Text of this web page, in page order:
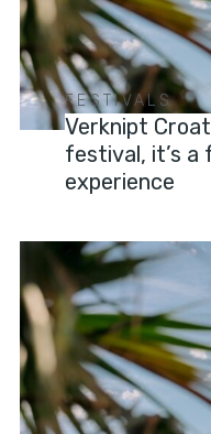
FESTIVALS
Verknipt
festival, it’s
experience